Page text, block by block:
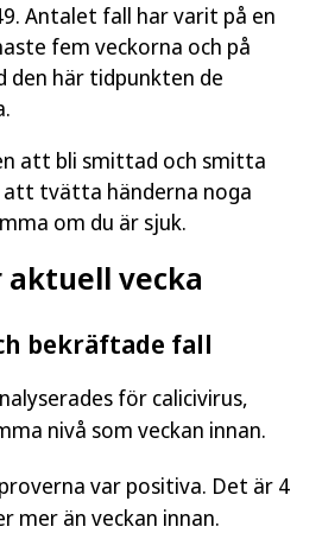
Antalet fall har varit på en
fem veckorna och på
den här tidpunkten de
att bli smittad och smitta
tvätta händerna noga
om du är sjuk.
vecka
bekräftade fall
för calicivirus,
nivå som veckan innan.
var positiva. Det är 4
mer än veckan innan.